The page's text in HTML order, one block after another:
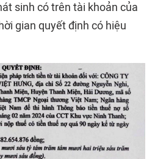
sinh có trên tài khoản của
gian quyết định có hiệu